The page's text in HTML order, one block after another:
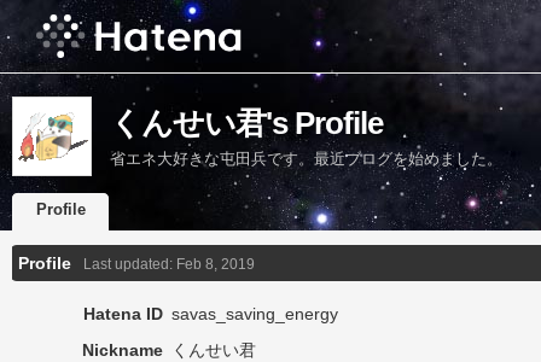
くんせい君's Profile
省エネ大好きな屯田兵です。最近ブログを始めました。
Profile
Profile Last updated: Feb 8, 2019
Hatena ID savas_saving_energy
Nickname
くんせい君